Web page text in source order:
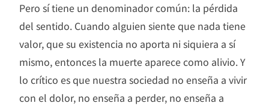
Pero sí tiene un denominador común: la pérdida
del sentido. Cuando alguien siente que nada tiene
valor, que su existencia no aporta ni siquiera a sí
mismo, entonces la muerte aparece como alivio. Y
lo crítico es que nuestra sociedad no enseña a vivir
con el dolor, no enseña a perder, no enseña a